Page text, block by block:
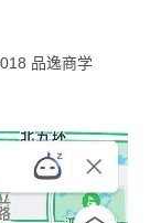
品逸商学